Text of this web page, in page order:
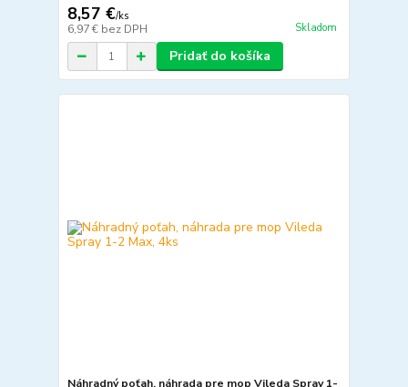
8,57 €/ks
6,97 € bez DPH Skladom
Pridať do košíka
Náhradný poťah, náhrada pre mop Vileda Spray 1-